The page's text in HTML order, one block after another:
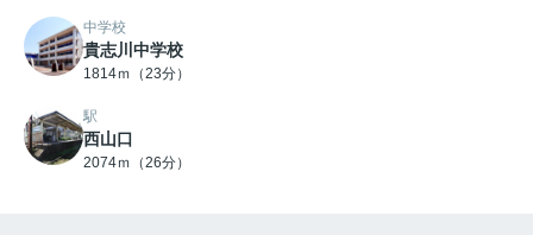
中学校
貴志川中学校
1814ｍ（23分）
駅
西山口
2074ｍ（26分）